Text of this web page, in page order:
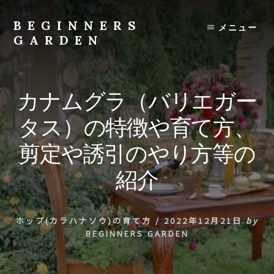
content
BEGINNERS
GARDEN
物
の
種
類
や
育
て
方
の
紹
介
を
行
い
メニュー
カナムグラ（バリエガー
タス）の特徴や育て方、
剪定や誘引のやり方等の
紹介
ホップ(カラハナソウ)の育て方 / 2022年12月21日 by
BEGINNERS GARDEN